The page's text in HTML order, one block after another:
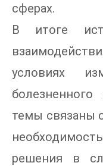
сферах.
В итоге
условиях
темы связаны
решения в